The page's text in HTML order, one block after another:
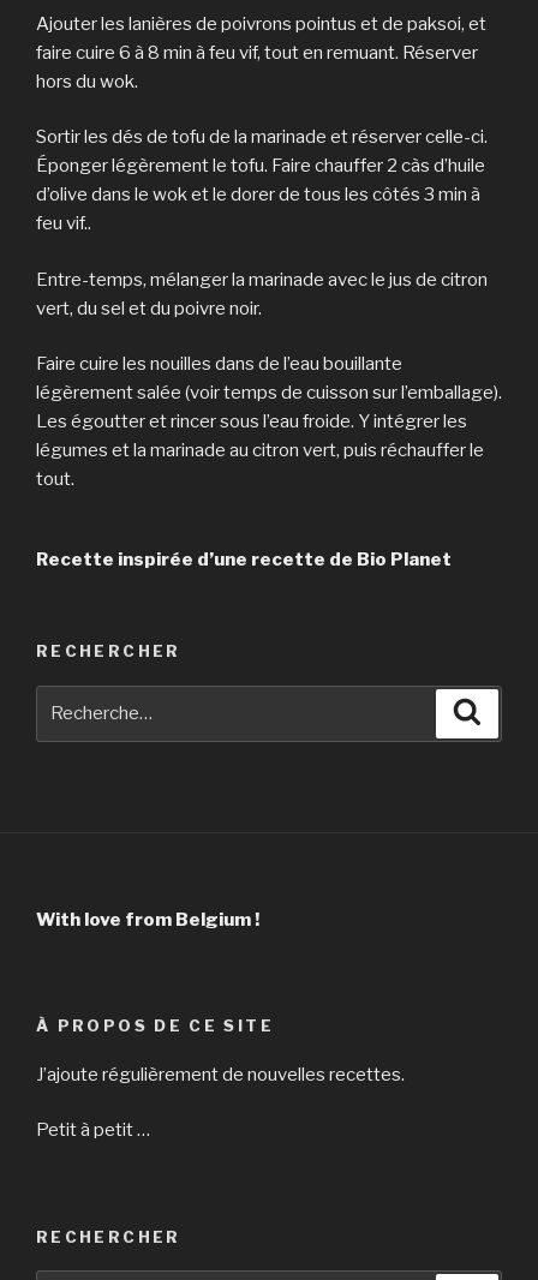
Ajouter les lanières de poivrons pointus et de paksoi, et
faire cuire 6 à 8 min à feu vif, tout en remuant. Réserver
hors du wok.
Sortir les dés de tofu de la marinade et réserver celle-ci.
Éponger légèrement le tofu. Faire chauffer 2 càs d’huile
d’olive dans le wok et le dorer de tous les côtés 3 min à
feu vif..
Entre-temps, mélanger la marinade avec le jus de citron
vert, du sel et du poivre noir.
Faire cuire les nouilles dans de l’eau bouillante
légèrement salée (voir temps de cuisson sur l’emballage).
Les égoutter et rincer sous l’eau froide. Y intégrer les
légumes et la marinade au citron vert, puis réchauffer le
tout.
Recette inspirée d’une recette de Bio Planet
RECHERCHER
With love from Belgium !
À PROPOS DE CE SITE
J’ajoute régulièrement de nouvelles recettes.
Petit à petit …
RECHERCHER